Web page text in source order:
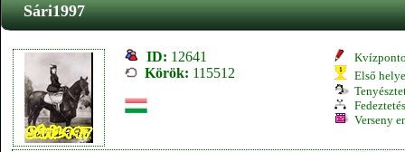
Sári1997
ID: 12641
Körök: 115512
Első
Verseny